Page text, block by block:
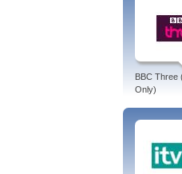
BBC Three
Only)